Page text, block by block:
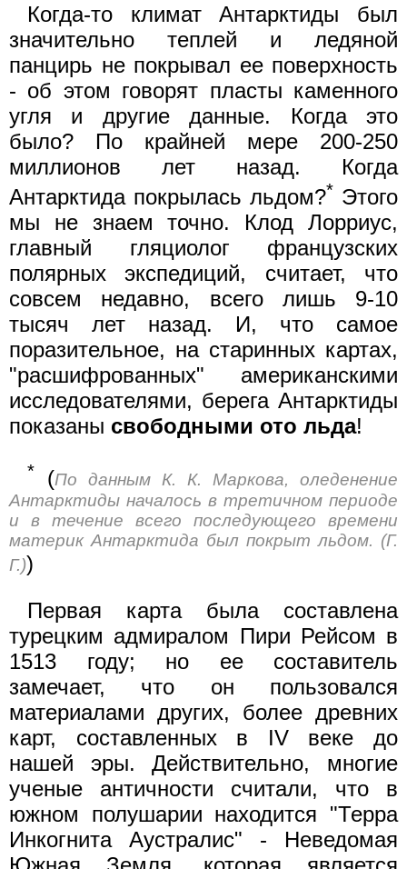
Когда-то климат Антарктиды был
значительно теплей и ледяной
панцирь не покрывал ее поверхность
- об этом говорят пласты каменного
угля и другие данные. Когда это
было? По крайней мере 200-250
миллионов лет назад. Когда
Антарктида покрылась льдом?* Этого
мы не знаем точно. Клод Лорриус,
главный гляциолог французских
полярных экспедиций, считает, что
совсем недавно, всего лишь 9-10
тысяч лет назад. И, что самое
поразительное, на старинных картах,
"расшифрованных" американскими
исследователями, берега Антарктиды
показаны свободными ото льда!
* (По данным К. К. Маркова, оледенение
Антарктиды началось в третичном периоде
и в течение всего последующего времени
материк Антарктида был покрыт льдом. (Г.
Г.))
Первая карта была составлена
турецким адмиралом Пири Рейсом в
1513 году; но ее составитель
замечает, что он пользовался
материалами других, более древних
карт, составленных в IV веке до
нашей эры. Действительно, многие
ученые античности считали, что в
южном полушарии находится "Терра
Инкогнита Аустралис" - Неведомая